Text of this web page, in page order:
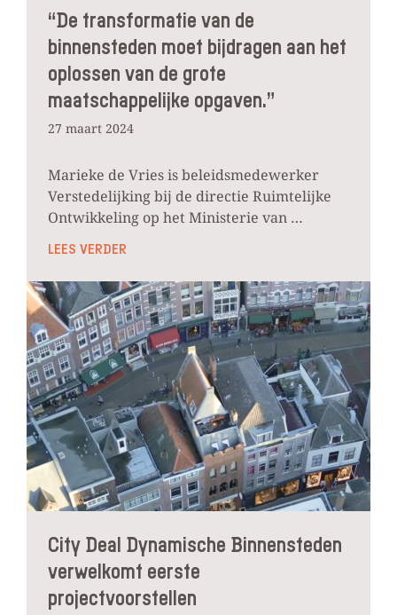
“De transformatie van de
binnensteden moet bijdragen aan het
oplossen van de grote
maatschappelijke opgaven.”
27 maart 2024
Marieke de Vries is beleidsmedewerker
Verstedelijking bij de directie Ruimtelijke
Ontwikkeling op het Ministerie van …
LEES VERDER
City Deal Dynamische Binnensteden
verwelkomt eerste
projectvoorstellen